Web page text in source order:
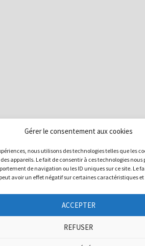
Gérer le consentement aux cookies
nous utilisons des technologies telles que les
appareils. Le fait de consentir à ces technologies
de navigation ou les ID uniques sur ce site. Le
avoir un effet négatif sur certaines caractéristiques
ACCEPTER
REFUSER